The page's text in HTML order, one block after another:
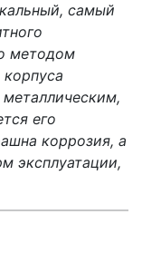
самый
методом
его
коррозия, а
эксплуатации,